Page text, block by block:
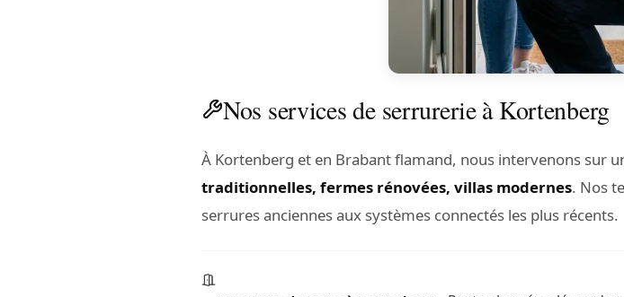
Nos services de serrurerie à Kortenberg
À Kortenberg et en Brabant flamand, nous intervenons sur
traditionnelles, fermes rénovées, villas modernes. Nos
serrures anciennes aux systèmes connectés les plus récents.